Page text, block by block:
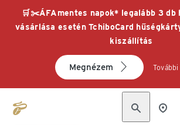
🛒✂️ÁFAmentes napok* legalább 3 db
vásárlása esetén TchiboCard
kiszállítás
Megnézem